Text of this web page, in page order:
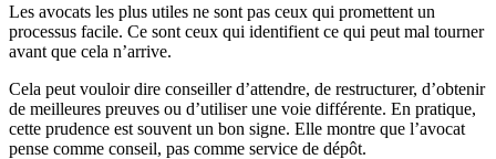
Les avocats les plus utiles ne sont pas ceux qui promettent un
processus facile. Ce sont ceux qui identifient ce qui peut mal tourner
avant que cela n’arrive.
Cela peut vouloir dire conseiller d’attendre, de restructurer, d’obtenir
de meilleures preuves ou d’utiliser une voie différente. En pratique,
cette prudence est souvent un bon signe. Elle montre que l’avocat
pense comme conseil, pas comme service de dépôt.